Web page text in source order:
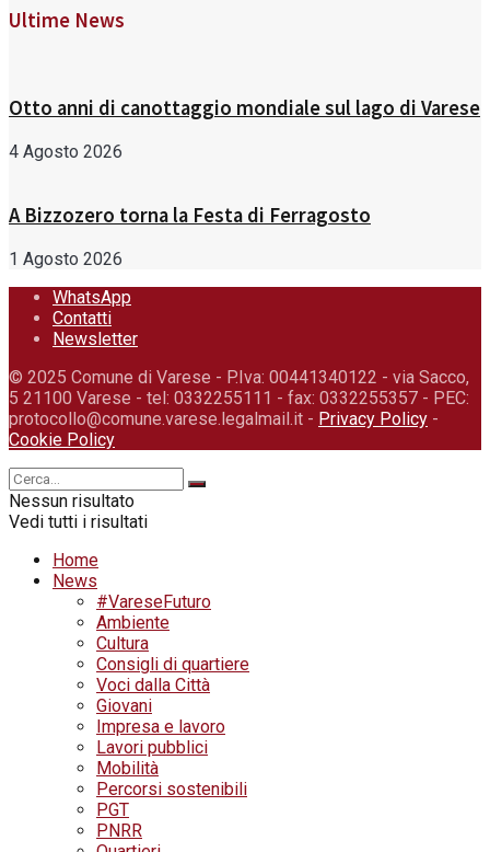
Ultime News
Otto anni di canottaggio mondiale sul lago di Varese
4 Agosto 2026
A Bizzozero torna la Festa di Ferragosto
1 Agosto 2026
WhatsApp
Contatti
Newsletter
© 2025 Comune di Varese - P.Iva: 00441340122 - via Sacco,
5 21100 Varese - tel: 0332255111 - fax: 0332255357 - PEC:
protocollo@comune.varese.legalmail.it - Privacy Policy -
Cookie Policy
Nessun risultato
Vedi tutti i risultati
Home
News
#VareseFuturo
Ambiente
Cultura
Consigli di quartiere
Voci dalla Città
Giovani
Impresa e lavoro
Lavori pubblici
Mobilità
Percorsi sostenibili
PGT
PNRR